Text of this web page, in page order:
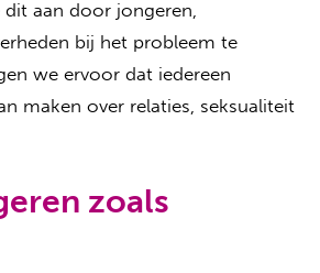
aan door jongeren,
bij het probleem te
we ervoor dat iedereen
maken over relaties, seksualiteit
zoals